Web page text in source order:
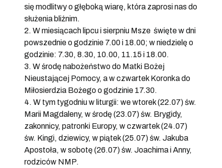
się modlitwy o głęboką wiarę, która zaprosi nas do
służenia bliźnim.
2. W miesiącach lipcu i sierpniu Msze święte w dni
powszednie o godzinie 7.00 i 18.00; w niedzielę o
godzinie: 7.30, 8.30, 10.00, 11.15 i 18.00.
3. W środę nabożeństwo do Matki Bożej
Nieustającej Pomocy, a w czwartek Koronka do
Miłosierdzia Bożego o godzinie 17.30.
4. W tym tygodniu w liturgii: we wtorek (22.07) św.
Marii Magdaleny, w środę (23.07) św. Brygidy,
zakonnicy, patronki Europy, w czwartek (24.07)
św. Kingi, dziewicy, w piątek (25.07) św. Jakuba
Apostoła, w sobotę (26.07) św. Joachima i Anny,
rodziców NMP.